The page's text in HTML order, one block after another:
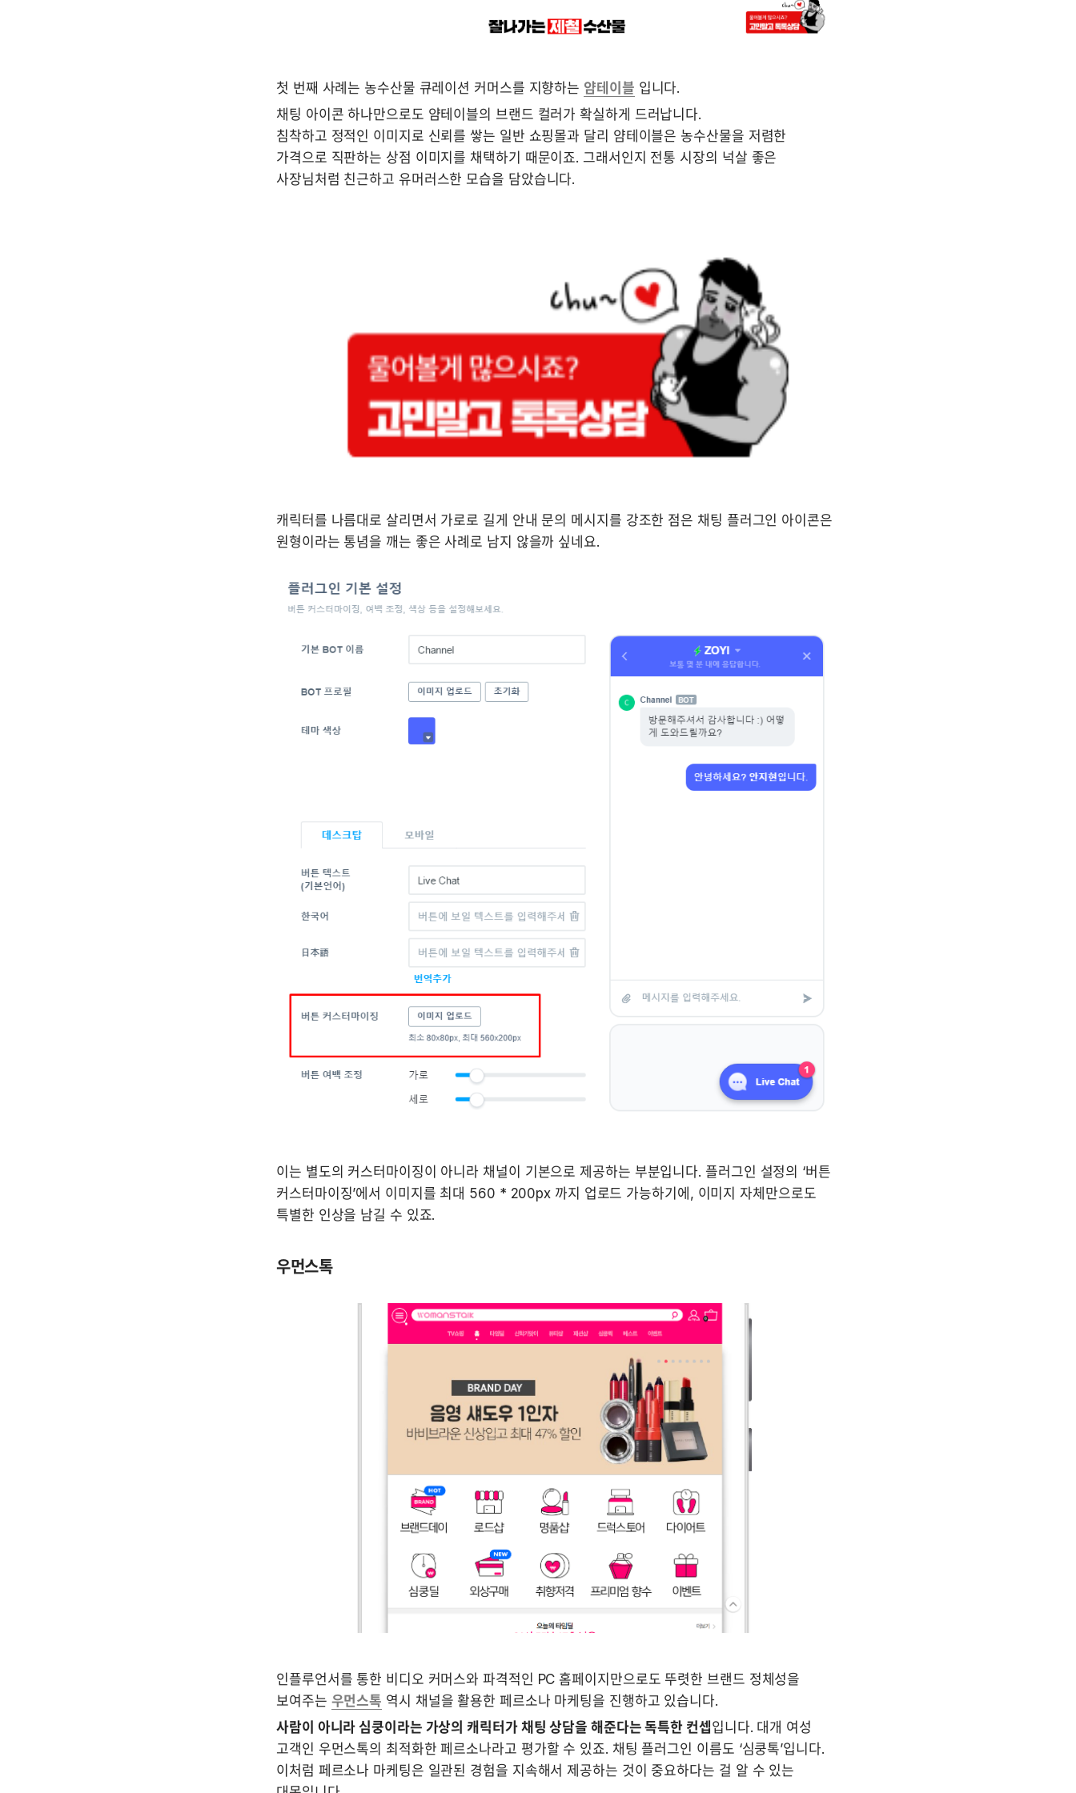
첫 번째 사례는 농수산물 큐레이션 커머스를 지향하는 얌테이블 입니다.
채팅 아이콘 하나만으로도 얌테이블의 브랜드 컬러가 확실하게 드러납니다.
침착하고 정적인 이미지로 신뢰를 쌓는 일반 쇼핑몰과 달리 얌테이블은 농수산물을 저렴한
가격으로 직판하는 상점 이미지를 채택하기 때문이죠. 그래서인지 전통 시장의 넉살 좋은
캐릭터를 나름대로 살리면서 가로로 길게 안내 문의 메시지를 강조한 점은 채팅 플러그인 아이콘은
원형이라는 통념을 깨는 좋은 사례로 남지 않을까 싶네요.
이는 별도의 커스터마이징이 아니라 채널이 기본으로 제공하는 부분입니다. 플러그인 설정의 ‘버튼
커스터마이징’에서 이미지를 최대 560 * 200px 까지 업로드 가능하기에, 이미지 자체만으로도
특별한 인상을 남길 수 있죠.
우먼스톡
인플루언서를 통한 비디오 커머스와 파격적인 PC 홈페이지만으로도 뚜렷한 브랜드 정체성을
보여주는 우먼스톡 역시 채널을 활용한 페르소나 마케팅을 진행하고 있습니다.
사람이 아니라 심쿵이라는 가상의 캐릭터가 채팅 상담을 해준다는 독특한 컨셉입니다. 대개 여성
고객인 우먼스톡의 최적화한 페르소나라고 평가할 수 있죠. 채팅 플러그인 이름도 ‘심쿵톡’입니다.
이처럼 페르소나 마케팅은 일관된 경험을 지속해서 제공하는 것이 중요하다는 걸 알 수 있는